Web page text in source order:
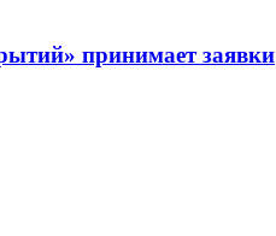
принимает заявки